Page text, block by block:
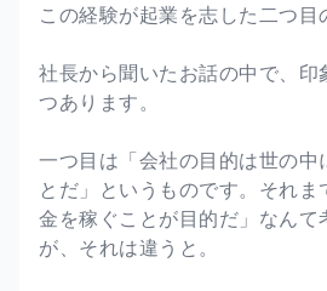
この経験が起業を志した二つ目
社長から聞いたお話の中で、印
つあります。
一つ目は「会社の目的は世の中
とだ」というものです。それ
金を稼ぐことが目的だ」なんて
が、それは違うと。